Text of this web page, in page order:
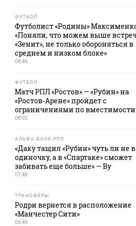
ФУТБОЛ
Футболист «Родины»
«Поняли, что можем выше
«Зенит», не только обороняться в
среднем и низком блоке»
08:46
ФУТБОЛ
Матч РПЛ «Ростов» — «Рубин» на
«Ростов‑Арене» пройдет с
ограничениями по вместимости
08:02
АЛЬФА-БАНК РПЛ
«Даку тащил «Рубин» чуть ли не в
одиночку, а в «Спартаке» сможет
забивать еще больше» — Ву
07:48
ТРАНСФЕРЫ
Родри вернется в расположение
«Манчестер Сити»
06:49